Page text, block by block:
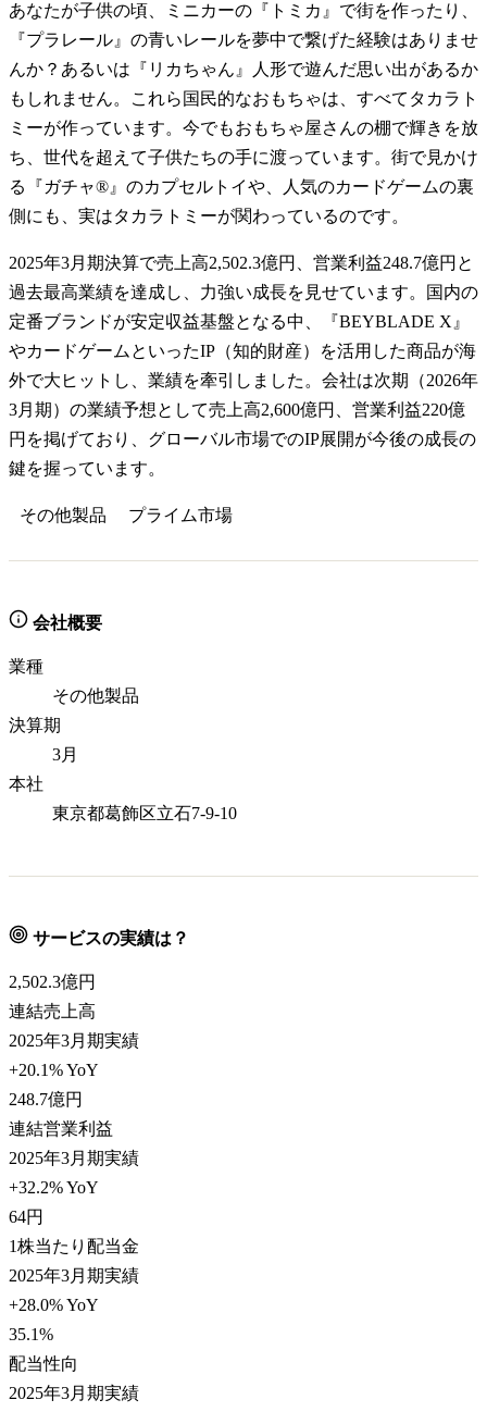
あなたが子供の頃、ミニカーの『トミカ』で街を作ったり、
『プラレール』の青いレールを夢中で繋げた経験はありませ
んか？あるいは『リカちゃん』人形で遊んだ思い出があるか
もしれません。これら国民的なおもちゃは、すべてタカラト
ミーが作っています。今でもおもちゃ屋さんの棚で輝きを放
ち、世代を超えて子供たちの手に渡っています。街で見かけ
る『ガチャ®』のカプセルトイや、人気のカードゲームの裏
側にも、実はタカラトミーが関わっているのです。
2025年3月期決算で売上高2,502.3億円、営業利益248.7億円と
過去最高業績を達成し、力強い成長を見せています。国内の
定番ブランドが安定収益基盤となる中、『BEYBLADE X』
やカードゲームといったIP（知的財産）を活用した商品が海
外で大ヒットし、業績を牽引しました。会社は次期（2026年
3月期）の業績予想として売上高2,600億円、営業利益220億
円を掲げており、グローバル市場でのIP展開が今後の成長の
鍵を握っています。
その他製品 プライム市場
会社概要
業種
その他製品
決算期
3月
本社
東京都葛飾区立石7-9-10
サービスの実績は？
2,502.3億円
連結売上高
2025年3月期実績
+20.1% YoY
248.7億円
連結営業利益
2025年3月期実績
+32.2% YoY
64円
1株当たり配当金
2025年3月期実績
+28.0% YoY
35.1%
配当性向
2025年3月期実績